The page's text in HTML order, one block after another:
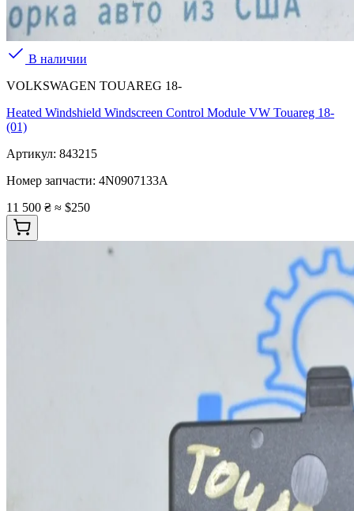
В наличии
VOLKSWAGEN TOUAREG 18-
Heated Windshield Windscreen Control Module VW Touareg 18-
(01)
Артикул: 843215
Номер запчасти: 4N0907133A
11 500 ₴ ≈ $250